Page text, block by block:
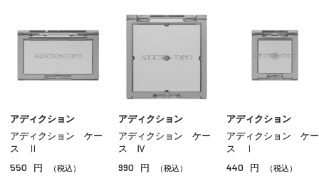
アイブロウ
マスカラ
グロス
チーク
シェーディング・ハイライト
アディクション
アディクション ケー
ス Ⅱ
550 円 （税込）
アディクション
アディクション ケー
ス Ⅳ
990 円 （税込）
アディクション
アディクション ケー
ス Ⅰ
440 円 （税込）